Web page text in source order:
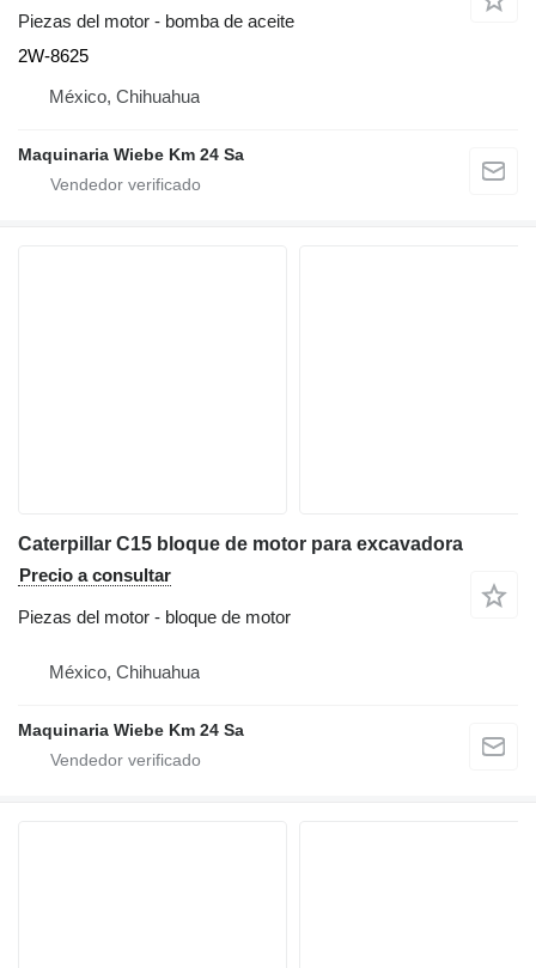
Piezas del motor - bomba de aceite
2W-8625
México, Chihuahua
Maquinaria Wiebe Km 24 Sa
Caterpillar C15 bloque de motor para excavadora
Precio a consultar
Piezas del motor - bloque de motor
México, Chihuahua
Maquinaria Wiebe Km 24 Sa